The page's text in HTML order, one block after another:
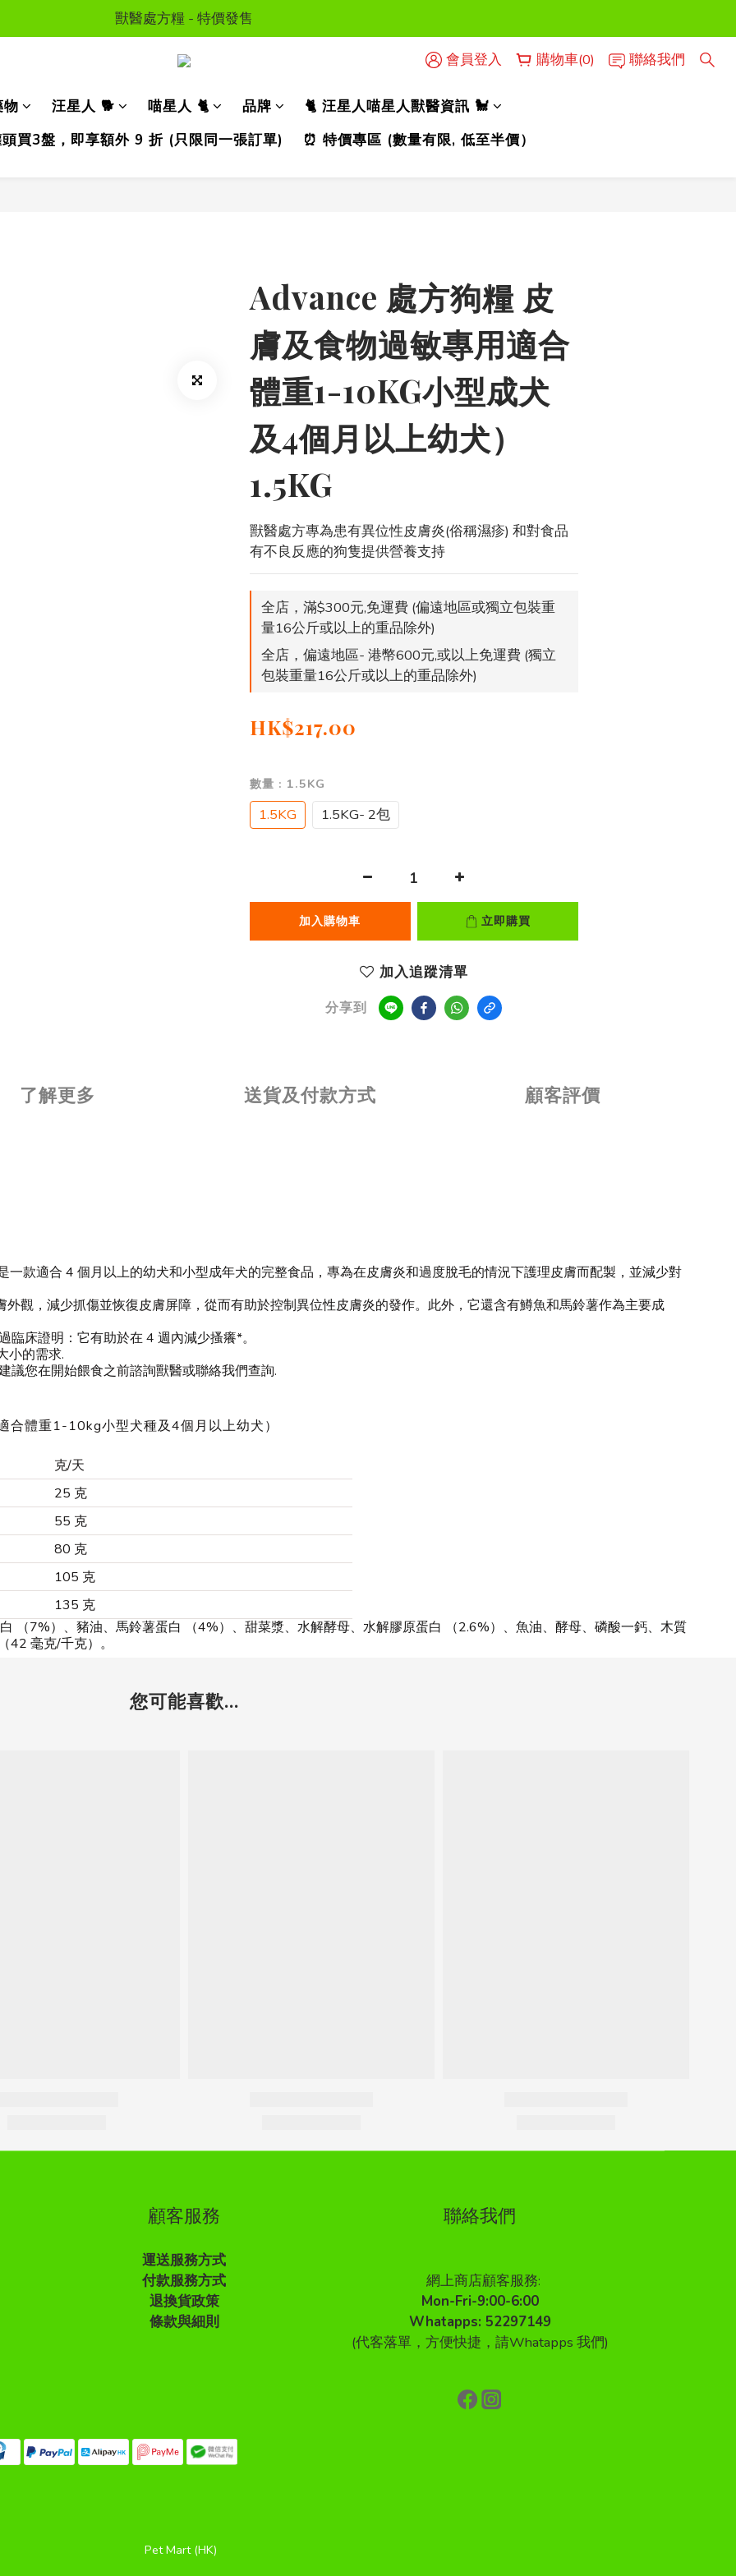
送$50 購物金  * (第二張訂單可享用, 不可與其他優惠同時使用）
獸醫處方糧 - 特價發售
訂單滿HKD300 以上可享香港免運費
會員登入 購物車(0) 聯絡我們
汪星人 🐕 喵星人 🐈 品牌
🐈 汪星人喵星人獸醫資訊 🐩
買3盤，即享額外 9 折 (只限同一張訂單)
⏰ 特價專區 (數量有限, 低至半價）
Advance 處方狗糧 皮
膚及食物過敏專用適合
體重1-10KG小型成犬
及4個月以上幼犬）
1.5KG
獸醫處方專為患有異位性皮膚炎(俗稱濕疹) 和對食品
有不良反應的狗隻提供營養支持
全店，滿$300元,免運費 (偏遠地區或獨立包裝重
量16公斤或以上的重品除外)
全店，偏遠地區- 港幣600元,或以上免運費 (獨立
包裝重量16公斤或以上的重品除外)
HK$217.00
數量 : 1.5KG
1.5KG 1.5KG- 2包
加入購物車 立即購買
加入追蹤清單
分享到
了解更多 送貨及付款方式 顧客評價
一款適合 4 個月以上的幼犬和小型成年犬的完整食品，專為在皮膚炎和過度脫毛的情況下護理皮膚而配製，並減少對
觀，減少抓傷並恢復皮膚屏障，從而有助於控制異位性皮膚炎的發作。此外，它還含有鱒魚和馬鈴薯作為主要成
床證明：它有助於在 4 週內減少搔癢*。
小的需求.
議您在開始餵食之前諮詢獸醫或聯絡我們查詢.
體重1-10kg小型犬種及4個月以上幼犬）
克/天
25 克
55 克
80 克
105 克
135 克
（7%）、豬油、馬鈴薯蛋白 （4%）、甜菜漿、水解酵母、水解膠原蛋白 （2.6%）、魚油、酵母、磷酸一鈣、木質
42 毫克/千克）。
您可能喜歡...
顧客服務
運送服務方式
付款服務方式
退換貨政策
條款與細則
聯絡我們
網上商店顧客服務:
Mon-Fri-9:00-6:00
Whatapps: 52297149
(代客落單，方便快捷，請Whatapps 我們)
Pet Mart (HK)